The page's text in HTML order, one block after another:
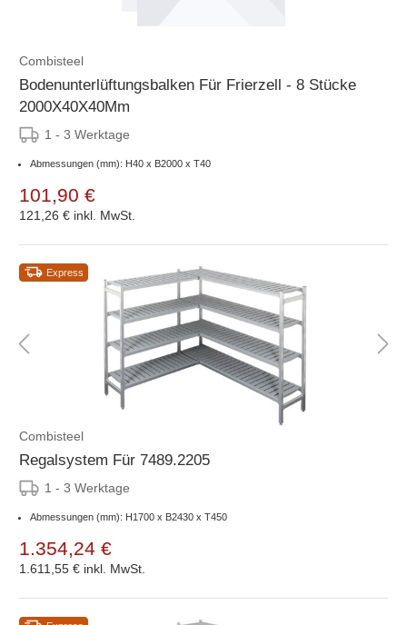
Combisteel
Bodenunterlüftungsbalken Für Frierzell - 8 Stücke
2000X40X40Mm
1 - 3 Werktage
Abmessungen (mm): H40 x B2000 x T40
101,90 €
121,26 € inkl. MwSt.
Express
Combisteel
Regalsystem Für 7489.2205
1 - 3 Werktage
Abmessungen (mm): H1700 x B2430 x T450
1.354,24 €
1.611,55 € inkl. MwSt.